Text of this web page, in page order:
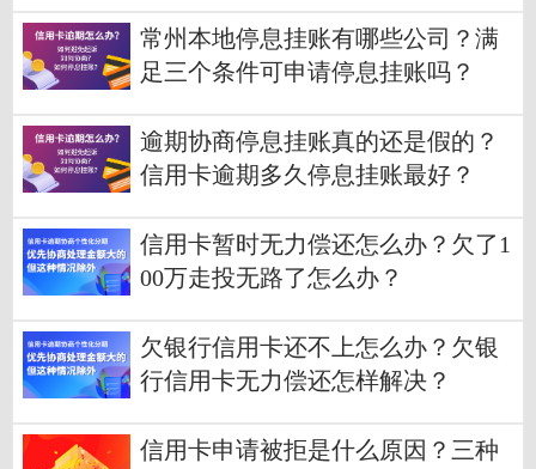
常州本地停息挂账有哪些公司？满
足三个条件可申请停息挂账吗？
逾期协商停息挂账真的还是假的？
信用卡逾期多久停息挂账最好？
信用卡暂时无力偿还怎么办？欠了1
00万走投无路了怎么办？
欠银行信用卡还不上怎么办？欠银
行信用卡无力偿还怎样解决？
信用卡申请被拒是什么原因？三种